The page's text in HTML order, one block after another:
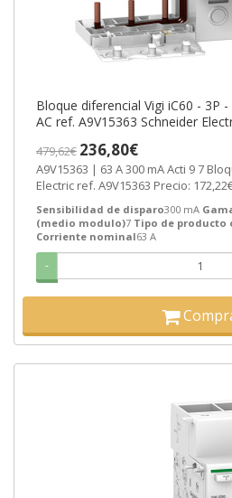
Bloque diferencial Vigi iC60 - 3P
AC ref. A9V15363 Schneider
479,62€ 236,80€
A9V15363 | 63 A 300 mA Acti 9 7 Bloque Vigi de Schneider
Electric ref. A9V15363 Precio:
Sensibilidad de disparo300 mA
(medio modulo)7 Tipo de producto
Corriente nominal63 A
-